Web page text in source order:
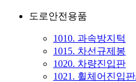
도로안전용품
1010. 과속방지턱
1015. 차선규제봉
1020. 차량진입판
1021. 휠체어진입